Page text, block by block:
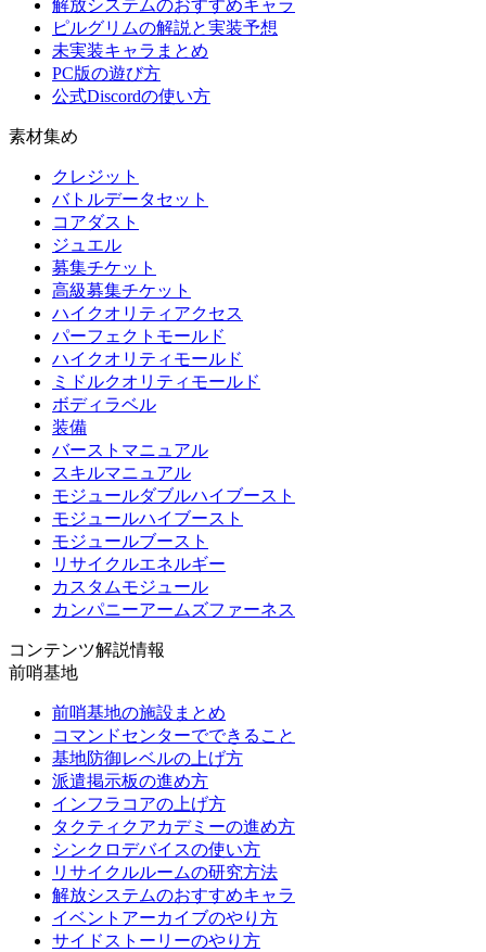
解放システムのおすすめキャラ
ピルグリムの解説と実装予想
未実装キャラまとめ
PC版の遊び方
公式Discordの使い方
素材集め
クレジット
バトルデータセット
コアダスト
ジュエル
募集チケット
高級募集チケット
ハイクオリティアクセス
パーフェクトモールド
ハイクオリティモールド
ミドルクオリティモールド
ボディラベル
装備
バーストマニュアル
スキルマニュアル
モジュールダブルハイブースト
モジュールハイブースト
モジュールブースト
リサイクルエネルギー
カスタムモジュール
カンパニーアームズファーネス
コンテンツ解説情報
前哨基地
前哨基地の施設まとめ
コマンドセンターでできること
基地防御レベルの上げ方
派遣掲示板の進め方
インフラコアの上げ方
タクティクアカデミーの進め方
シンクロデバイスの使い方
リサイクルルームの研究方法
解放システムのおすすめキャラ
イベントアーカイブのやり方
サイドストーリーのやり方